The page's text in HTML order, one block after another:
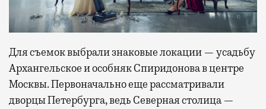
Для съемок выбрали знаковые локации — усадьбу
Архангельское и особняк Спиридонова в центре
Москвы. Первоначально еще рассматривали
дворцы Петербурга, ведь Северная столица —